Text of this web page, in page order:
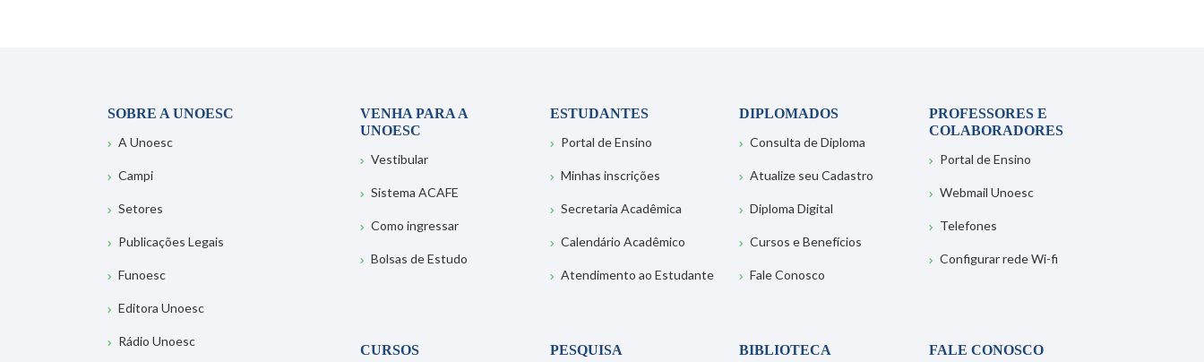
SOBRE A UNOESC
A Unoesc
Campi
Setores
Publicações Legais
Funoesc
Editora Unoesc
Rádio Unoesc
VENHA PARA A
UNOESC
Vestibular
Sistema ACAFE
Como ingressar
Bolsas de Estudo
ESTUDANTES
Portal de Ensino
Minhas inscrições
Secretaria Acadêmica
Calendário Acadêmico
Atendimento ao Estudante
DIPLOMADOS
Consulta de Diploma
Atualize seu Cadastro
Diploma Digital
Cursos e Benefícios
Fale Conosco
PROFESSORES E
COLABORADORES
Portal de Ensino
Webmail Unoesc
Telefones
Configurar rede Wi-fi
CURSOS PESQUISA BIBLIOTECA FALE CONOSCO